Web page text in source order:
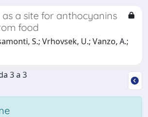
a site for anthocyanins
food
S.; Vrhovsek, U.; Vanzo, A.;
3 a 3